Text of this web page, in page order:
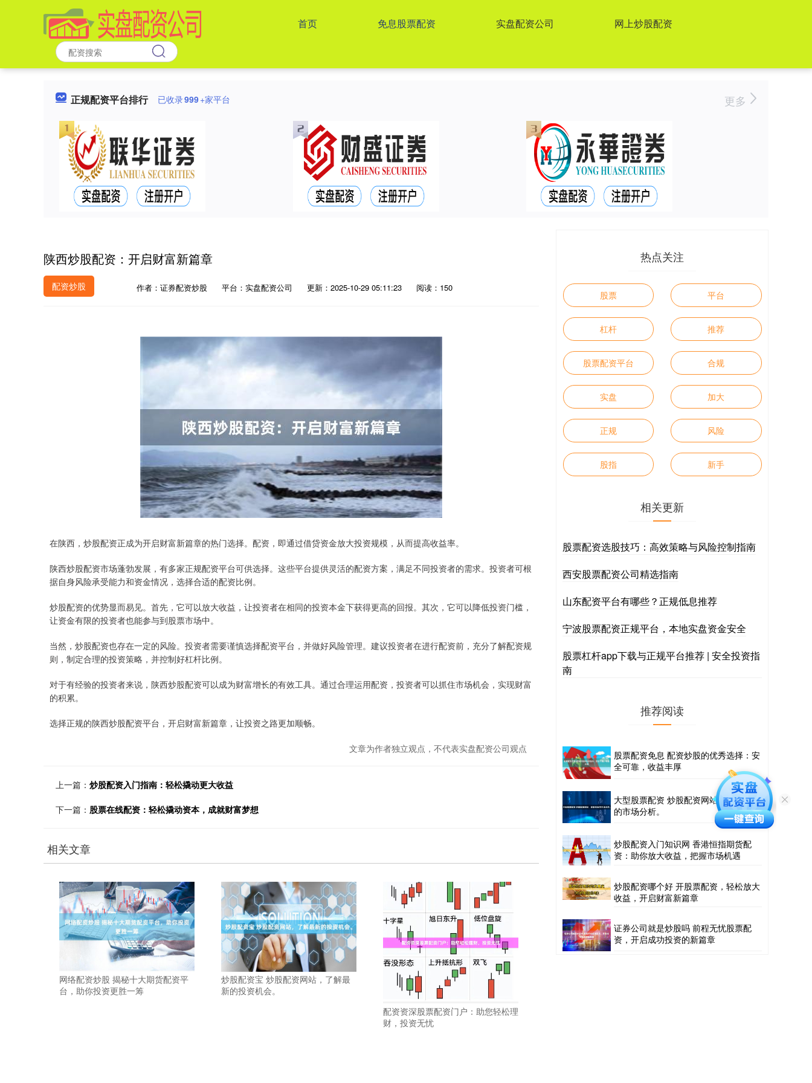
首页 免息股票配资 实盘配资公司 网上炒股配资
正规配资平台排行 已收录999+家平台 更多
陕西炒股配资：开启财富新篇章
配资炒股 作者：证券配资炒股 平台：实盘配资公司 更新：2025-10-29 05:11:23 阅读：150
在陕西，炒股配资正成为开启财富新篇章的热门选择。配资，即通过借贷资金放大投资规模，从而提高收益率。
陕西炒股配资市场蓬勃发展，有多家正规配资平台可供选择。这些平台提供灵活的配资方案，满足不同投资者的需求。投资者可根
据自身风险承受能力和资金情况，选择合适的配资比例。
炒股配资的优势显而易见。首先，它可以放大收益，让投资者在相同的投资本金下获得更高的回报。其次，它可以降低投资门槛，
让资金有限的投资者也能参与到股票市场中。
当然，炒股配资也存在一定的风险。投资者需要谨慎选择配资平台，并做好风险管理。建议投资者在进行配资前，充分了解配资规
则，制定合理的投资策略，并控制好杠杆比例。
对于有经验的投资者来说，陕西炒股配资可以成为财富增长的有效工具。通过合理运用配资，投资者可以抓住市场机会，实现财富
的积累。
选择正规的陕西炒股配资平台，开启财富新篇章，让投资之路更加顺畅。
文章为作者独立观点，不代表实盘配资公司观点
上一篇： 炒股配资入门指南：轻松撬动更大收益
下一篇： 股票在线配资：轻松撬动资本，成就财富梦想
相关文章
网络配资炒股 揭秘十大期货配资平
台，助你投资更胜一筹
炒股配资宝 炒股配资网站，了解最
新的投资机会。
配资资深股票配资门户：助您轻松理
财，投资无忧
热点关注
股票 平台
杠杆 推荐
股票配资平台 合规
实盘 加大
正规 风险
股指 新手
相关更新
股票配资选股技巧：高效策略与风险控制指南
西安股票配资公司精选指南
山东配资平台有哪些？正规低息推荐
宁波股票配资正规平台，本地实盘资金安全
股票杠杆app下载与正规平台推荐 | 安全投资指
南
推荐阅读
股票配资免息 配资炒股的优秀选择：安
全可靠，收益丰厚
大型股票配资 炒股配资网站，获取专业
的市场分析。
炒股配资入门知识网 香港恒指期货配
资：助你放大收益，把握市场机遇
炒股配资哪个好 开股票配资，轻松放大
收益，开启财富新篇章
证券公司就是炒股吗 前程无忧股票配
资，开启成功投资的新篇章